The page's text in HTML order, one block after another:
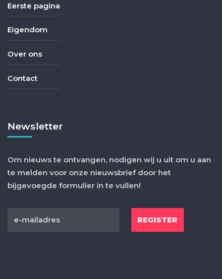
Eerste pagina
Eigendom
Over ons
Contact
Newsletter
Om nieuws te ontvangen, nodigen wij u uit om u aan
te melden voor onze nieuwsbrief door het
bijgevoegde formulier in te vullen!